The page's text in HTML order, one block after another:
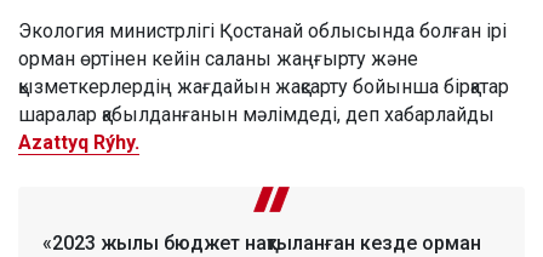
Экология министрлігі Қостанай облысында болған ірі
орман өртінен кейін саланы жаңғырту және
қызметкерлердің жағдайын жақсарту бойынша бірқатар
шаралар қабылданғанын мәлімдеді, деп хабарлайды
Azattyq Rýhy.
«2023 жылы бюджет нақтыланған кезде орман